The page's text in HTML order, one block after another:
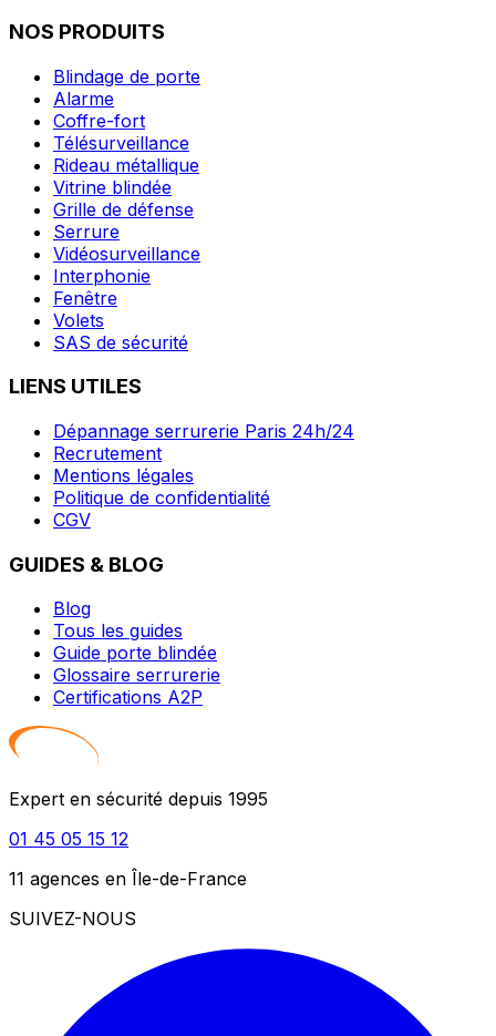
NOS PRODUITS
Blindage de porte
Alarme
Coffre-fort
Télésurveillance
Rideau métallique
Vitrine blindée
Grille de défense
Serrure
Vidéosurveillance
Interphonie
Fenêtre
Volets
SAS de sécurité
LIENS UTILES
Dépannage serrurerie Paris 24h/24
Recrutement
Mentions légales
Politique de confidentialité
CGV
GUIDES & BLOG
Blog
Tous les guides
Guide porte blindée
Glossaire serrurerie
Certifications A2P
Expert en sécurité depuis 1995
01 45 05 15 12
11 agences en Île-de-France
SUIVEZ-NOUS